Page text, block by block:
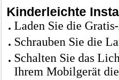
Kinderleichte
Laden Sie die
Schrauben Sie die
Schalten Sie das
Ihrem Mobilgerät